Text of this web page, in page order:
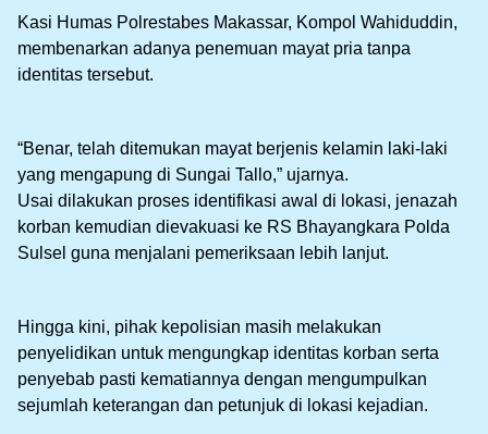
Kasi Humas Polrestabes Makassar, Kompol Wahiduddin,
membenarkan adanya penemuan mayat pria tanpa
identitas tersebut.
“Benar, telah ditemukan mayat berjenis kelamin laki-laki
yang mengapung di Sungai Tallo,” ujarnya.
Usai dilakukan proses identifikasi awal di lokasi, jenazah
korban kemudian dievakuasi ke RS Bhayangkara Polda
Sulsel guna menjalani pemeriksaan lebih lanjut.
Hingga kini, pihak kepolisian masih melakukan
penyelidikan untuk mengungkap identitas korban serta
penyebab pasti kematiannya dengan mengumpulkan
sejumlah keterangan dan petunjuk di lokasi kejadian.